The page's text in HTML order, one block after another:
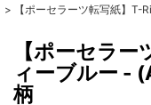
>
【ポーセラーツ転写紙】
【ポーセラ
ィーブルー -
柄